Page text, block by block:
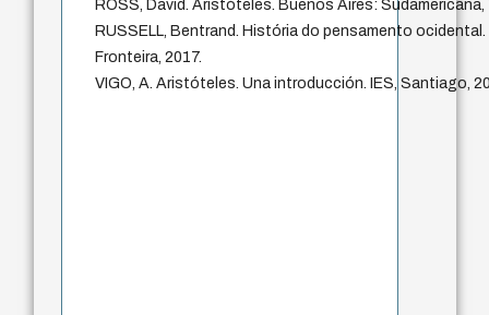
ROSS, David. Aristóteles. Buenos Aires: Sudamericana,
RUSSELL, Bentrand. História do pensamento
Fronteira, 2017.
VIGO, A. Aristóteles. Una introducción. IES, Santiago,